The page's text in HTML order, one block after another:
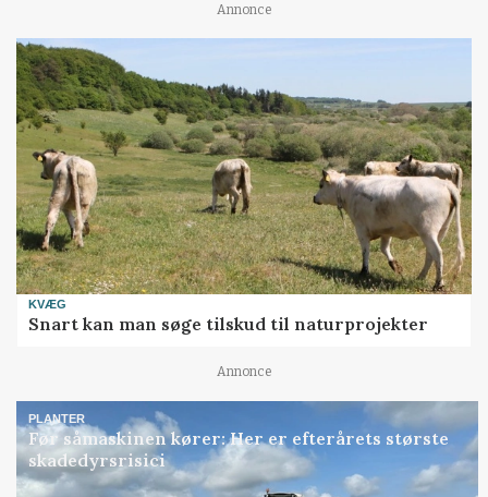
Annonce
KVÆG
Snart kan man søge tilskud til naturprojekter
Annonce
PLANTER
Før såmaskinen kører: Her er efterårets største
skadedyrsrisici